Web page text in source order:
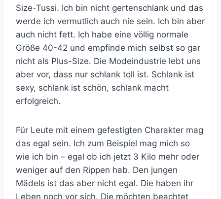
Size-Tussi. Ich bin nicht gertenschlank und das
werde ich vermutlich auch nie sein. Ich bin aber
auch nicht fett. Ich habe eine völlig normale
Größe 40-42 und empfinde mich selbst so gar
nicht als Plus-Size. Die Modeindustrie lebt uns
aber vor, dass nur schlank toll ist. Schlank ist
sexy, schlank ist schön, schlank macht
erfolgreich.
Für Leute mit einem gefestigten Charakter mag
das egal sein. Ich zum Beispiel mag mich so
wie ich bin – egal ob ich jetzt 3 Kilo mehr oder
weniger auf den Rippen hab. Den jungen
Mädels ist das aber nicht egal. Die haben ihr
Leben noch vor sich. Die möchten beachtet